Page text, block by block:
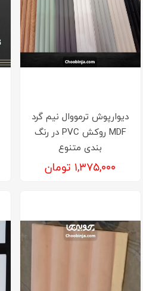
دیوارپوش ترمووال نیم گرد
MDF روکش PVC در رنگ
بندی متنوع
۱,۳۷۵,۰۰۰ تومان